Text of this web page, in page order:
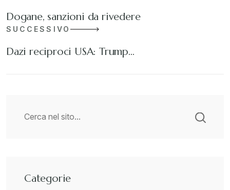
Dogane, sanzioni da rivedere
SUCCESSIVO
Dazi reciproci USA: Trump…
Categorie